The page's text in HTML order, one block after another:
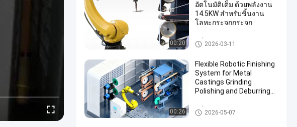
00:20
อัตโนมัติเต็ม ด้วยพลังงาน
14.5KW สําหรับชิ้นงาน
โลหะกระจกกระจก
เครื่องบดและเคลือบหินแบบหุ่นย
นต์
2026-03-11
00:26
Flexible Robotic Finishing
System for Metal
Castings Grinding
Polishing and Deburring
เครื่องบดและเคลือบ
2026-05-07